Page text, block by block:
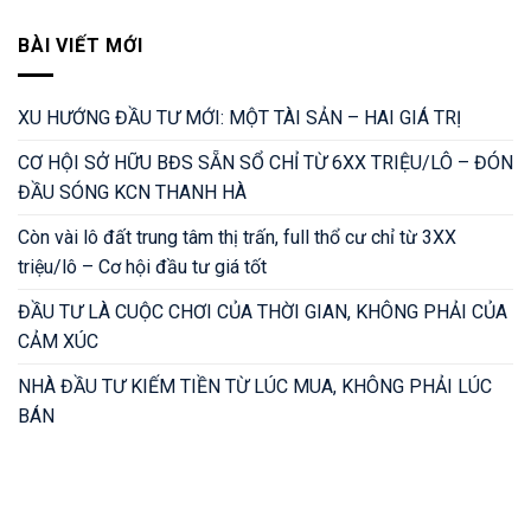
BÀI VIẾT MỚI
XU HƯỚNG ĐẦU TƯ MỚI: MỘT TÀI SẢN – HAI GIÁ TRỊ
CƠ HỘI SỞ HỮU BĐS SẴN SỔ CHỈ TỪ 6XX TRIỆU/LÔ – ĐÓN
ĐẦU SÓNG KCN THANH HÀ
Còn vài lô đất trung tâm thị trấn, full thổ cư chỉ từ 3XX
triệu/lô – Cơ hội đầu tư giá tốt
ĐẦU TƯ LÀ CUỘC CHƠI CỦA THỜI GIAN, KHÔNG PHẢI CỦA
CẢM XÚC
NHÀ ĐẦU TƯ KIẾM TIỀN TỪ LÚC MUA, KHÔNG PHẢI LÚC
BÁN